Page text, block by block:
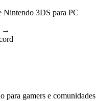
Nintendo 3DS para PC
→
para gamers e comunidades